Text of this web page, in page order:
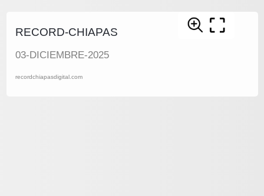
RECORD-CHIAPAS
03-DICIEMBRE-2025
recordchiapasdigital.com